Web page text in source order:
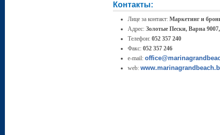
Контакты:
Лице за контакт: Маркетинг и
Адрес: Золотые Пески, Варна
Телефон: 052 357 240
Факс: 052 357 246
e-mail:
web: